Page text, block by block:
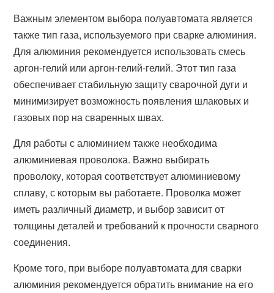
Важным элементом выбора полуавтомата является
также тип газа, используемого при сварке алюминия.
Для алюминия рекомендуется использовать смесь
аргон-гелий или аргон-гелий-гелий. Этот тип газа
обеспечивает стабильную защиту сварочной дуги и
минимизирует возможность появления шлаковых и
газовых пор на сваренных швах.
Для работы с алюминием также необходима
алюминиевая проволока. Важно выбирать
проволоку, которая соответствует алюминиевому
сплаву, с которым вы работаете. Проволка может
иметь различный диаметр, и выбор зависит от
толщины деталей и требований к прочности сварного
соединения.
Кроме того, при выборе полуавтомата для сварки
алюминия рекомендуется обратить внимание на его